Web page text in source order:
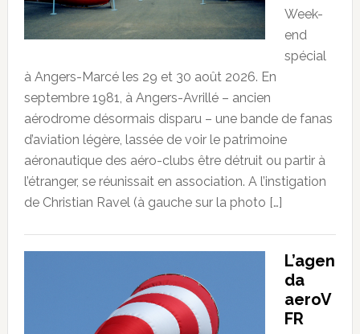
Week-
end
spécial
à Angers-Marcé les 29 et 30 août 2026. En
septembre 1981, à Angers-Avrillé – ancien
aérodrome désormais disparu – une bande de fanas
d’aviation légère, lassée de voir le patrimoine
aéronautique des aéro-clubs être détruit ou partir à
l’étranger, se réunissait en association. A l’instigation
de Christian Ravel (à gauche sur la photo […]
L’agen
da
aeroV
FR